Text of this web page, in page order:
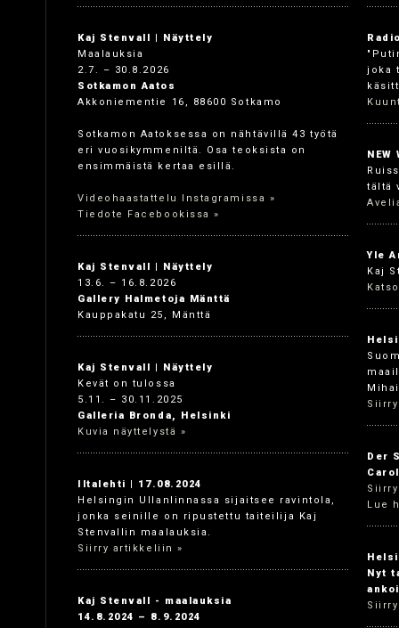
Kaj Stenvall | Näyttely
Maalauksia
2.7. – 30.8.2026
Sotkamon Aatos
Akkoniementie 16, 88600 Sotkamo
Sotkamon Aatoksessa on nähtävillä 43 työtä
eri vuosikymmeniltä. Osa teoksista on
ensimmäistä kertaa esillä.
Videohaastattelu Instagramissa »
Tiedote Facebookissa »
Kaj Stenvall | Näyttely
13.6. – 16.8.2026
Gallery Halmetoja Mänttä
Kauppakatu 25, Mänttä
Kaj Stenvall | Näyttely
Kevät on tulossa
5.11. – 30.11.2025
Galleria Bronda, Helsinki
Kuvia näyttelystä »
Iltalehti | 17.08.2024
Helsingin Ullanlinnassa sijaitsee ravintola,
jonka seinille on ripustettu taiteilija Kaj
Stenvallin maalauksia.
Siirry artikkeliin »
Kaj Stenvall - maalauksia
14.8.2024 – 8.9.2024
joka
NEW
tältä
Yle
Kaj
Der
Lue
Nyt